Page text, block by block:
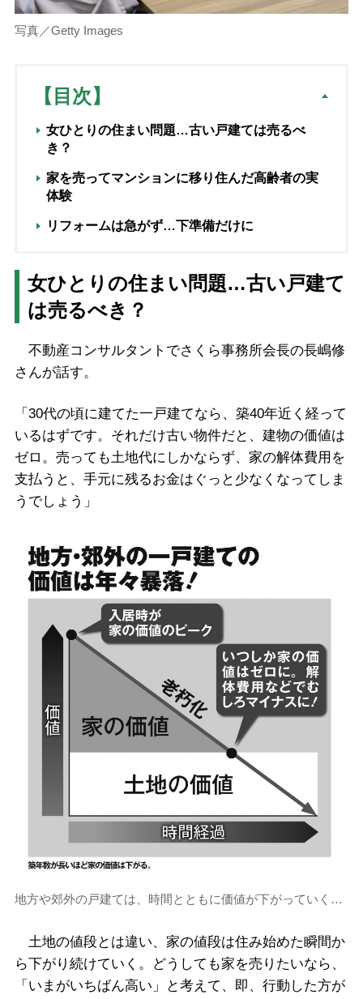
写真／Getty Images
【目次】
女ひとりの住まい問題…古い戸建ては売るべ
き？
家を売ってマンションに移り住んだ高齢者の実
体験
リフォームは急がず…下準備だけに
女ひとりの住まい問題…古い戸建て
は売るべき？
不動産コンサルタントでさくら事務所会長の長嶋修
さんが話す。
「30代の頃に建てた一戸建てなら、築40年近く経って
いるはずです。それだけ古い物件だと、建物の価値は
ゼロ。売っても土地代にしかならず、家の解体費用を
支払うと、手元に残るお金はぐっと少なくなってしま
うでしょう」
地方や郊外の戸建ては、時間とともに価値が下がっていく…
土地の値段とは違い、家の値段は住み始めた瞬間か
ら下がり続けていく。どうしても家を売りたいなら、
「いまがいちばん高い」と考えて、即、行動した方が